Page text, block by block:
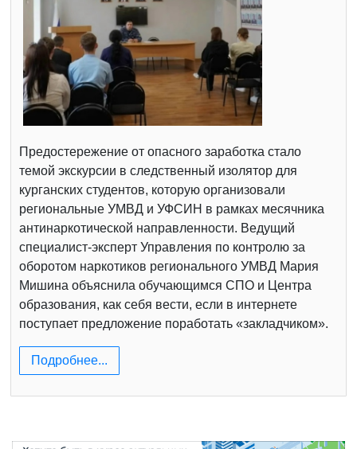
Предостережение от опасного заработка стало
темой экскурсии в следственный изолятор для
курганских студентов, которую организовали
региональные УМВД и УФСИН в рамках месячника
антинаркотической направленности. Ведущий
специалист-эксперт Управления по контролю за
оборотом наркотиков регионального УМВД Мария
Мишина объяснила обучающимся СПО и Центра
образования, как себя вести, если в интернете
поступает предложение поработать «закладчиком».
Подробнее...